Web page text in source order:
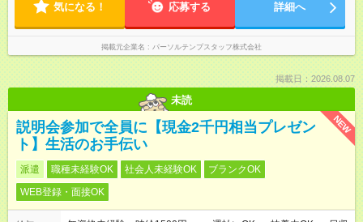
気になる！ 応募する 詳細へ
掲載元企業名 パーソルテンプスタッフ株式会社
掲載日：2026.08.07
未読
NEW
説明会参加で全員に【現金2千円相当プレゼン
ト】生活のお手伝い
派遣 職種未経験OK 社会人未経験OK
ブランクOK
WEB登録・面接OK